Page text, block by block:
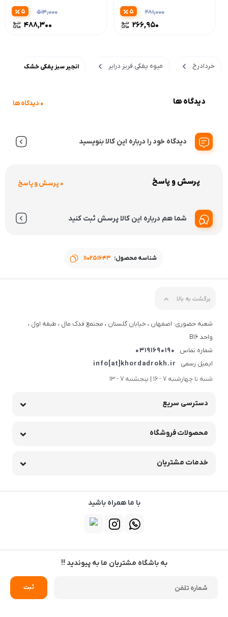
281,000
266,950
5
514,000
488,300
5
خردادرخ میوه پفکی فریز درایر انجیر سبز پفکی خشک
دیدگاه ها 0 دیدگاه ها
دیدگاه خود را درباره این کالا بنویسید
پرسش و پاسخ 0 پرسش و پاسخ
شما هم درباره این کالا پرسش ثبت کنید
شناسه محصول: 110251643
برگشت به بالا
شعبه حضوری: اصفهان ، خیابان گلستان ، مجتمع فدک مال ، طبقه اول ،
واحد B16
شماره تماس
03191690190
ایمیل رسمی
info[at]khordadrokh.ir
شنبه تا چهارشنبه 7 - 16 | پنجشنبه 7 - 13
دسترسی سریع
محصولات فروشگاه
خدمات مشتریان
با ما همراه باشید
به باشگاه مشتریان ما به پیوندید !!